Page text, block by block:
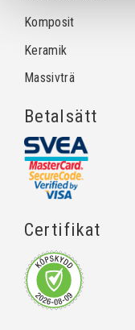
Komposit
Keramik
Massivträ
Betalsätt
Certifikat